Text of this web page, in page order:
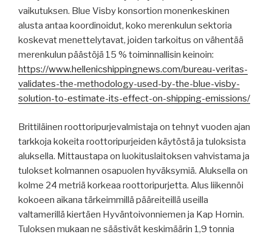
vaikutuksen. Blue Visby konsortion monenkeskinen
alusta antaa koordinoidut, koko merenkulun sektoria
koskevat menettelytavat, joiden tarkoitus on vähentää
merenkulun päästöjä 15 % toiminnallisin keinoin:
https://www.hellenicshippingnews.com/bureau-veritas-
validates-the-methodology-used-by-the-blue-visby-
solution-to-estimate-its-effect-on-shipping-emissions/
Brittiläinen roottoripurjevalmistaja on tehnyt vuoden ajan
tarkkoja kokeita roottoripurjeiden käytöstä ja tuloksista
aluksella. Mittaustapa on luokituslaitoksen vahvistama ja
tulokset kolmannen osapuolen hyväksymiä. Aluksella on
kolme 24 metriä korkeaa roottoripurjetta. Alus liikennöi
kokoeen aikana tärkeimmillä pääreiteillä useilla
valtamerillä kiertäen Hyväntoivonniemen ja Kap Hornin.
Tuloksen mukaan ne säästivät keskimäärin 1,9 tonnia